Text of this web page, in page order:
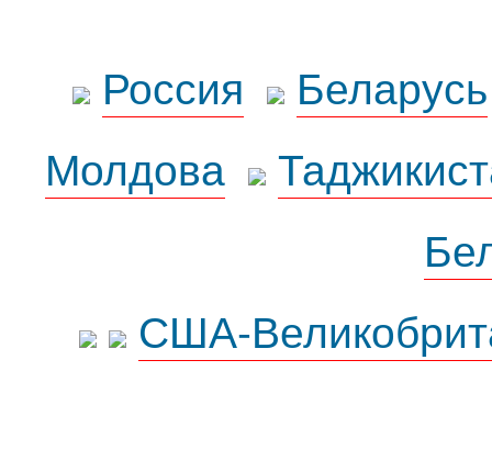
Россия
Беларусь
Молдова
США-